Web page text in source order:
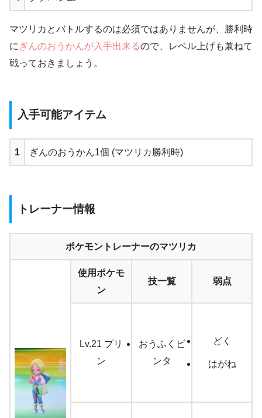
マツリカとバトルするのは必須ではありませんが、勝利時
にぎんのおうかんが入手出来るので、レベル上げも兼ねて
戦っておきましょう。
入手可能アイテム
1 ぎんのおうかん1個 (マツリカ勝利時)
トレーナー情報
ポケモントレーナーのマツリカ
使用ポケモ
ン
技一覧 弱点
Lv.21 プリ
ン
おうふくビ
ンタ
どく
はがね